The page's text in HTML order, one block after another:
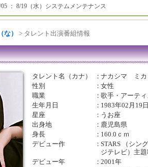
05 ： 8/19（水）システムメンテナンス
） > タレント出演番組情報
タレント名（カナ） ：ナカシマ ミカ
性別
：女性
職業
：歌手・アーテ
生年月日
： 1983年02月19
星座
： うお座
出身地
： 鹿児島県
身長
： 160.0ｃｍ
デビュー作
：STARS （シン
ジテレビ）主
デビュー年
：2001年